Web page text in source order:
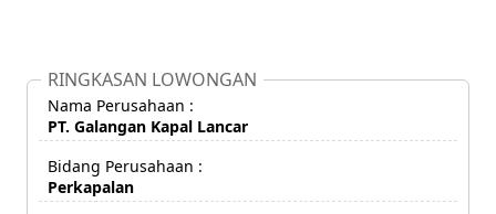
RINGKASAN LOWONGAN
Nama Perusahaan :
PT. Galangan Kapal Lancar
Bidang Perusahaan :
Perkapalan